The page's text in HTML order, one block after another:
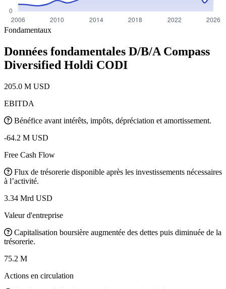
Fondamentaux
Données fondamentales D/B/A Compass
Diversified Holdi CODI
205.0 M USD
EBITDA
Bénéfice avant intérêts, impôts, dépréciation et amortissement.
-64.2 M USD
Free Cash Flow
Flux de trésorerie disponible après les investissements nécessaires
à l’activité.
3.34 Mrd USD
Valeur d'entreprise
Capitalisation boursière augmentée des dettes puis diminuée de la
trésorerie.
75.2 M
Actions en circulation